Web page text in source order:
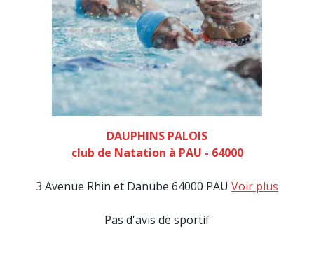
DAUPHINS PALOIS
club de Natation à PAU - 64000
3 Avenue Rhin et Danube 64000 PAU Voir plus
Pas d'avis de sportif